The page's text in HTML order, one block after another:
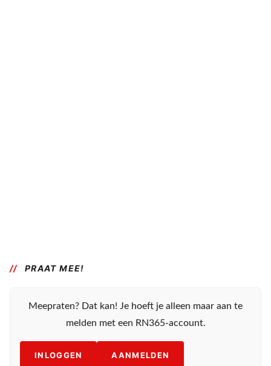
PRAAT MEE!
Meepraten? Dat kan! Je hoeft je alleen maar aan te
melden met een RN365-account.
INLOGGEN AANMELDEN